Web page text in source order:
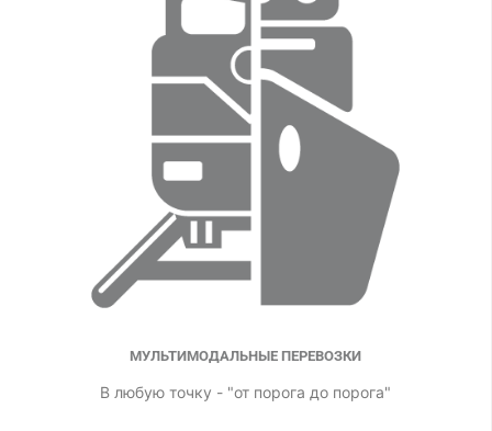
МУЛЬТИМОДАЛЬНЫЕ ПЕРЕВОЗКИ
В любую точку - "от порога до порога"